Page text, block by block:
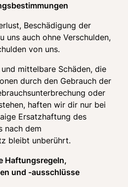
Beschädigung der
uns auch ohne Verschulden,
von uns.
mittelbare Schäden, die
durch den Gebrauch der
oder
haften wir dir nur bei
Ersatzhaftung des
nach dem
bleibt unberührt.
Haftungsregeln,
und -ausschlüsse